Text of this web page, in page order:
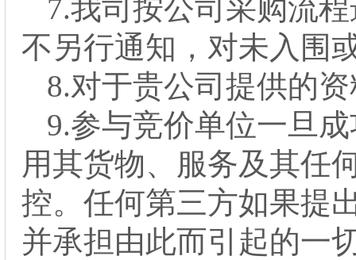
7.我司按公司采购流
不另行通知，对未入围
8.对于贵公司提供的
9.参与竞价单位一旦
用其货物、服务及其任
控。任何第三方如果提
并承担由此而引起的一